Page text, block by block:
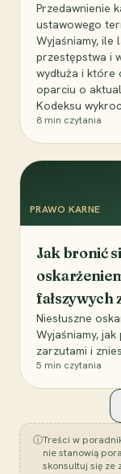
Przedawnienie
ustawowego
Wyjaśniamy, ile
przestępstwa i
wydłuża i
oparciu o
Kodeksu
8 min czytania
PRAWO KARNE
Jak bronić
fałszywych
Niesłuszne
Wyjaśniamy,
zarzutami i
5 min czytania
ⓘTreści w
nie stanowią
skonsultuj się ze